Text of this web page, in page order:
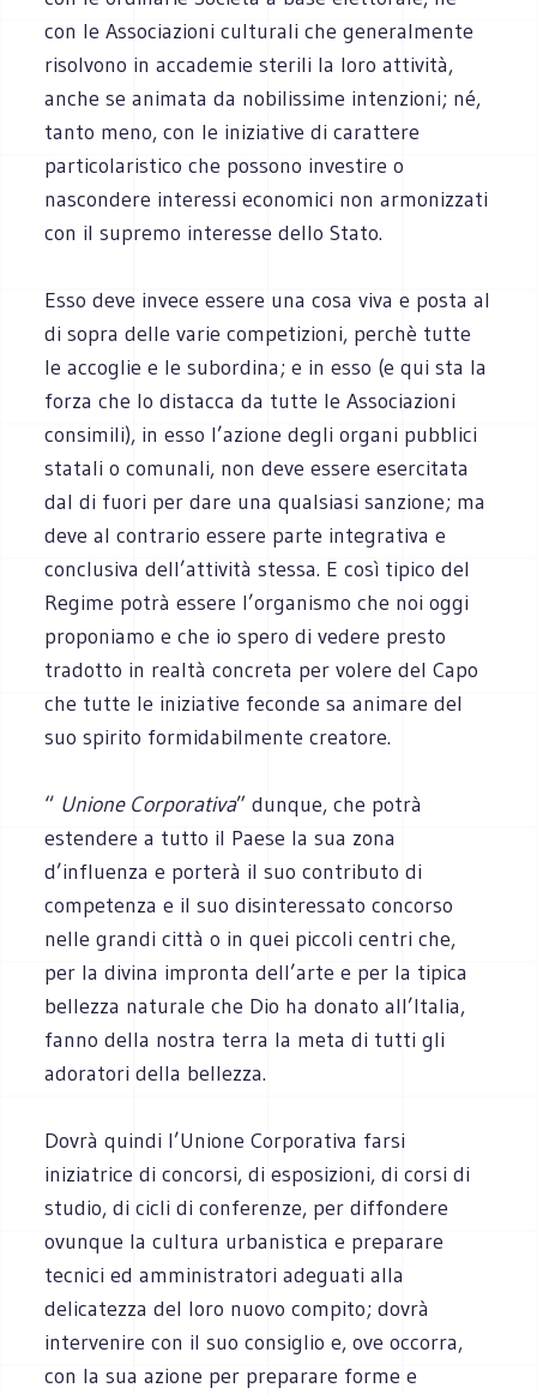
con le Associazioni culturali che generalmente
risolvono in accademie sterili la loro attività,
anche se animata da nobilissime intenzioni; né,
tanto meno, con le iniziative di carattere
particolaristico che possono investire o
nascondere interessi economici non armonizzati
con il supremo interesse dello Stato.
Esso deve invece essere una cosa viva e posta al
di sopra delle varie competizioni, perchè tutte
le accoglie e le subordina; e in esso (e qui sta la
forza che lo distacca da tutte le Associazioni
consimili), in esso l’azione degli organi pubblici
statali o comunali, non deve essere esercitata
dal di fuori per dare una qualsiasi sanzione; ma
deve al contrario essere parte integrativa e
conclusiva dell’attività stessa. E così tipico del
Regime potrà essere l’organismo che noi oggi
proponiamo e che io spero di vedere presto
tradotto in realtà concreta per volere del Capo
che tutte le iniziative feconde sa animare del
suo spirito formidabilmente creatore.
“ Unione Corporativa” dunque, che potrà
estendere a tutto il Paese la sua zona
d’influenza e porterà il suo contributo di
competenza e il suo disinteressato concorso
nelle grandi città o in quei piccoli centri che,
per la divina impronta dell’arte e per la tipica
bellezza naturale che Dio ha donato all’Italia,
fanno della nostra terra la meta di tutti gli
adoratori della bellezza.
Dovrà quindi l’Unione Corporativa farsi
iniziatrice di concorsi, di esposizioni, di corsi di
studio, di cicli di conferenze, per diffondere
ovunque la cultura urbanistica e preparare
tecnici ed amministratori adeguati alla
delicatezza del loro nuovo compito; dovrà
intervenire con il suo consiglio e, ove occorra,
con la sua azione per preparare forme e